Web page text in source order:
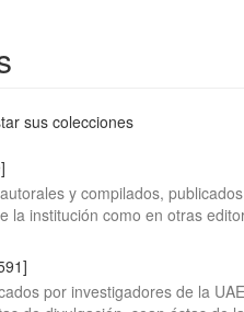
sus colecciones
y compilados,
la institución como en otras
por investigadores de la